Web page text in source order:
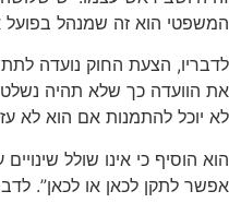
המשפטי הוא זה שמנהל בפועל
לדבריו, הצעת החוק נועדה
את הוועדה כך שלא תהיה נשלטת
לא יוכל להתמנות אם הוא לא
הוא הוסיף כי אינו שולל
אפשר לתקן לכאן או לכאן”.